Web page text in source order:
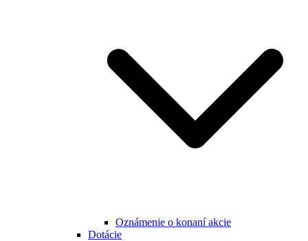
Oznámenie o konaní akcie
Dotácie